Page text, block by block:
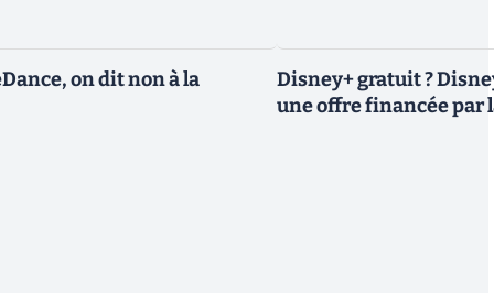
on dit non à la
Disney+ gratuit ?
une offre financée par